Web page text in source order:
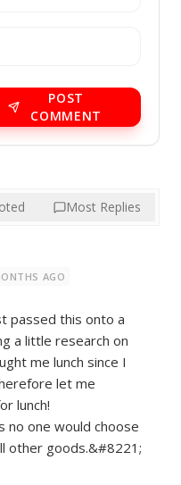
POST
COMMENT
Most Replies
AGO
passed this onto a
a little research on
me lunch since I
let me
lunch!
no one would choose
other goods.&#8221;